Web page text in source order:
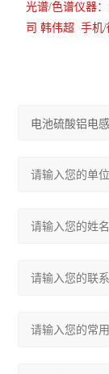
光谱/色谱仪器：
司 韩伟超 手机/